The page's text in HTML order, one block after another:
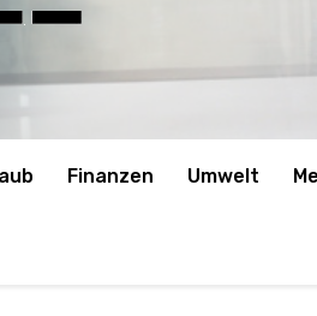
Finanzen Umwelt